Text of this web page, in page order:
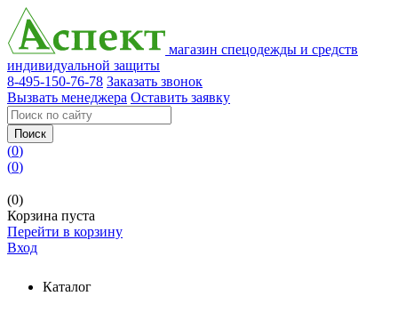
магазин спецодежды и средств
индивидуальной защиты
8-495-150-76-78 Заказать звонок
Вызвать менеджера Оставить заявку
Поиск
(0)
(0)
(0)
Корзина пуста
Перейти в корзину
Вход
Каталог